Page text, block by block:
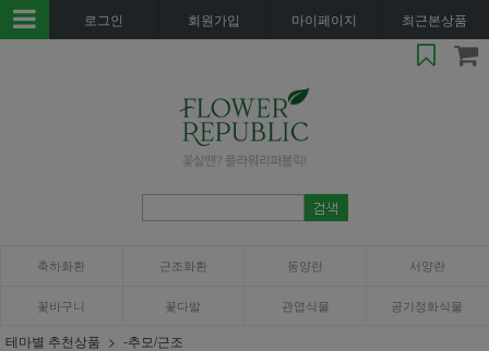
로그인 회원가입 마이페이지 최근본상품
축하화환 근조화환 동양란 서양란
꽃바구니 꽃다발 관엽식물 공기정화식물
테마별 추천상품 -추모/근조